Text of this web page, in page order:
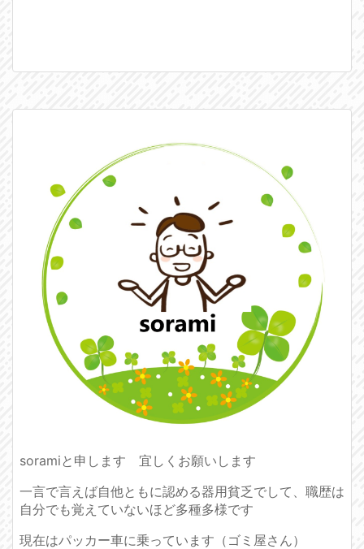
soramiと申します 宜しくお願いします
一言で言えば自他ともに認める器用貧乏でして、職歴は
自分でも覚えていないほど多種多様です
現在はパッカー車に乗っています（ゴミ屋さん）